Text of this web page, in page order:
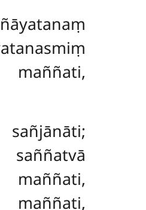
maññati,
maññati,